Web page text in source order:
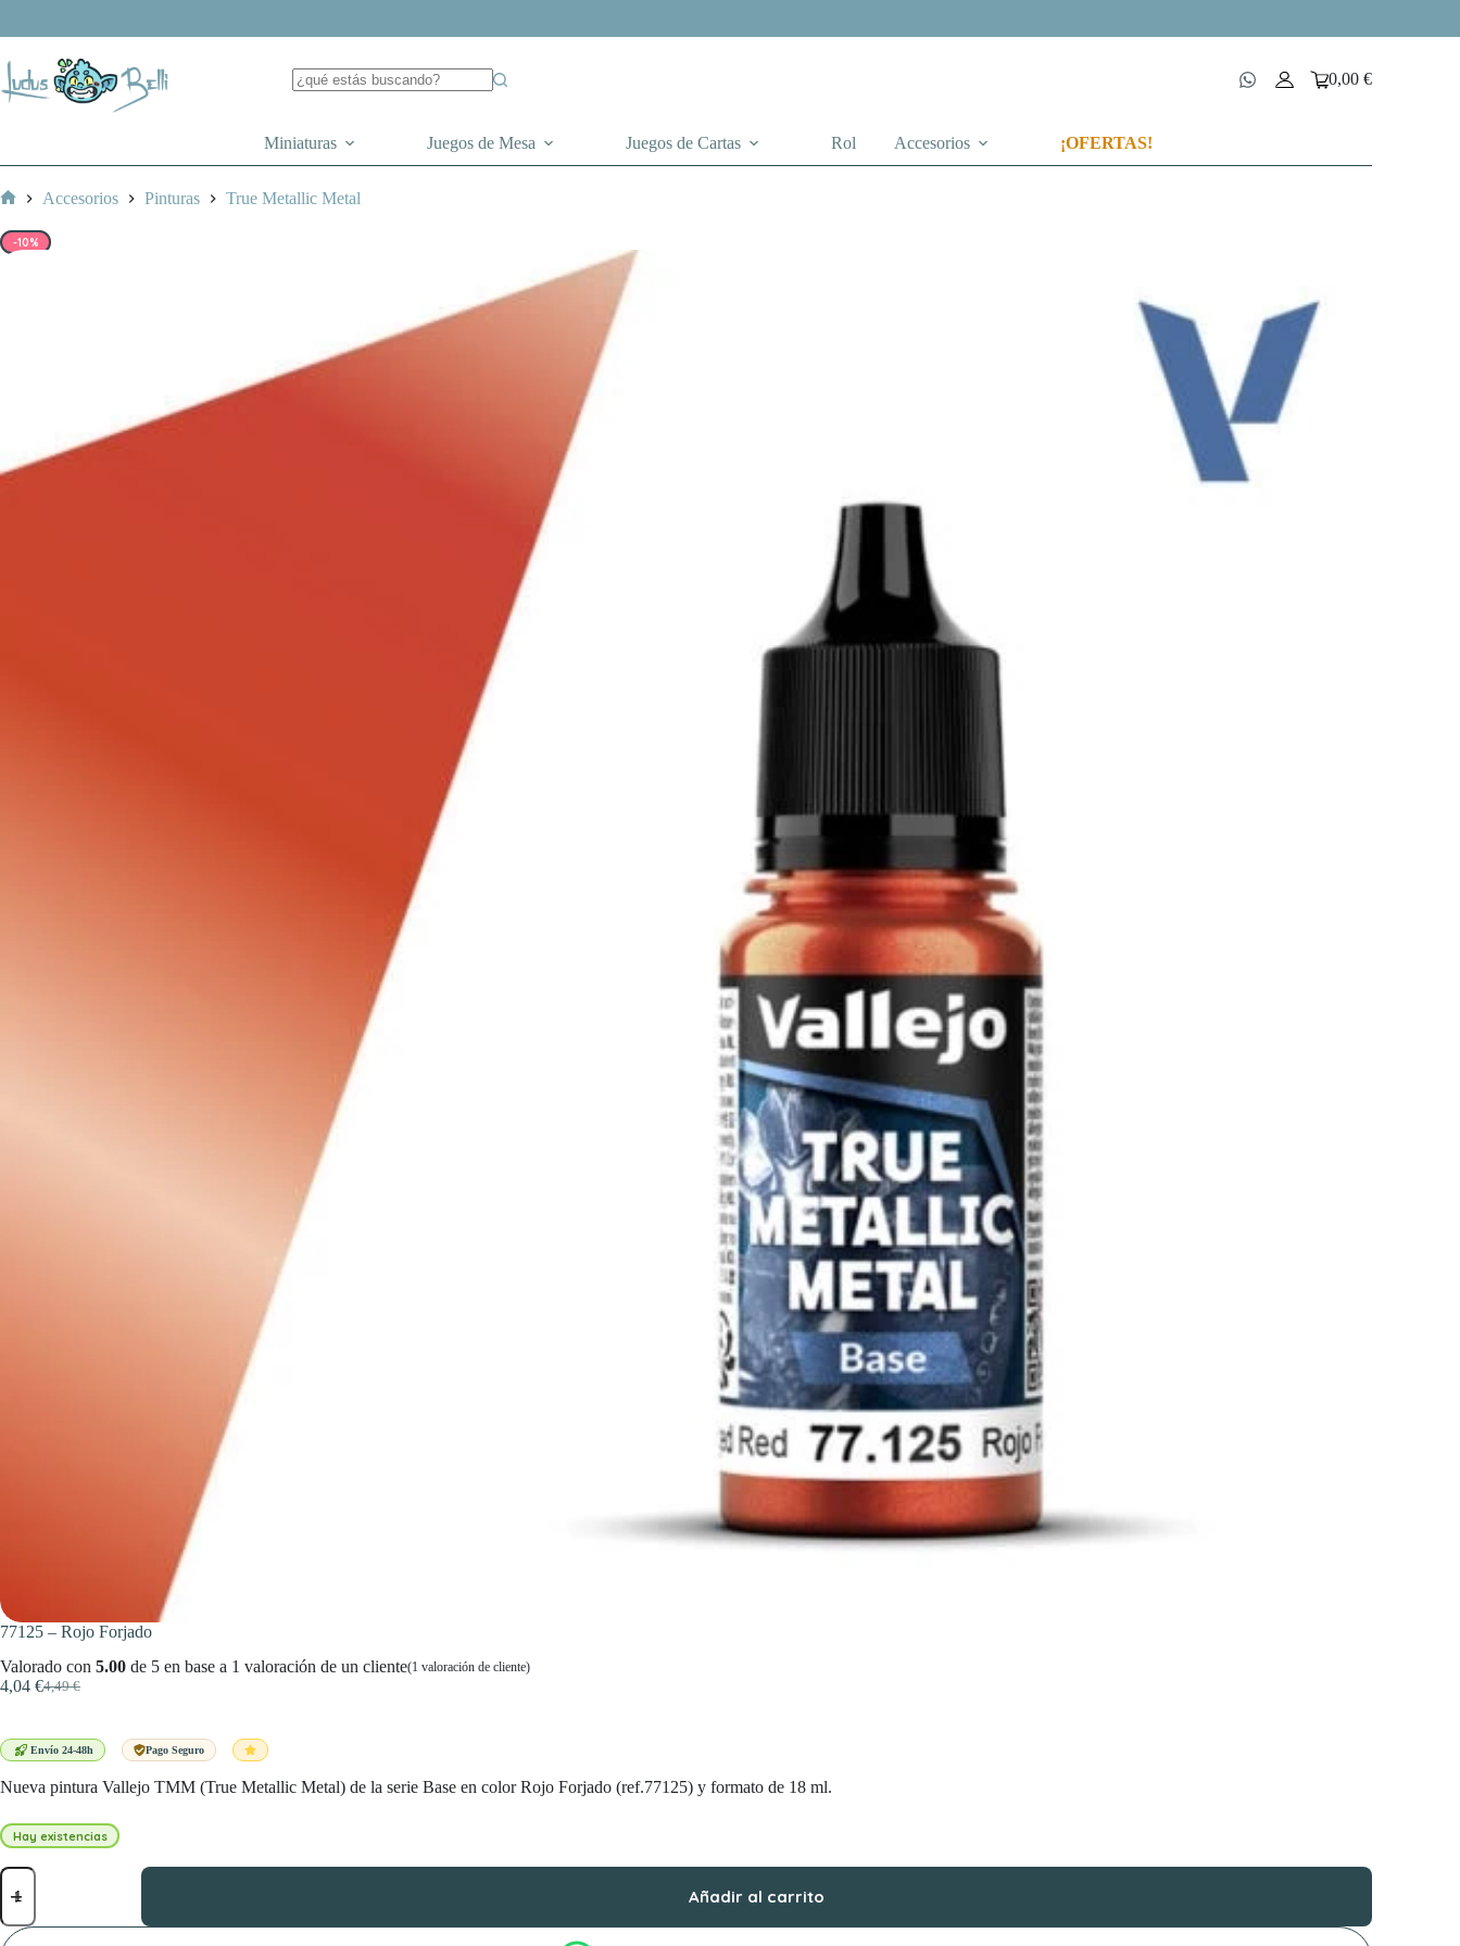
Carro
0,00€
Miniaturas Juegos de Mesa Juegos de Cartas Rol Accesorios ¡OFERTAS!
Accesorios Pinturas True Metallic Metal
-10%
77125 – Rojo Forjado
Valorado con 5.00 de 5 en base a 1 valoración de un cliente(1 valoración de cliente)
4,49€
El
era:
4,04 €El
es:
Envío 24-48h Pago Seguro
Nueva pintura Vallejo TMM (True Metallic Metal) de la serie Base en color Rojo Forjado (ref.77125) y formato de 18 ml.
Hay existencias
77125
Forjado
Añadir al carrito